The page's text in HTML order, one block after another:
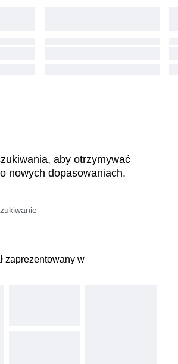
aby otrzymywać
nowych dopasowaniach.
zaprezentowany w